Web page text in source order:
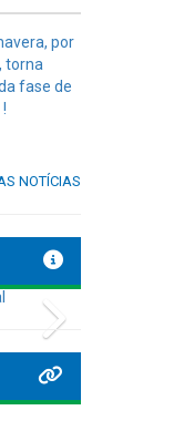
por
torna
fase de
NOTÍCIAS